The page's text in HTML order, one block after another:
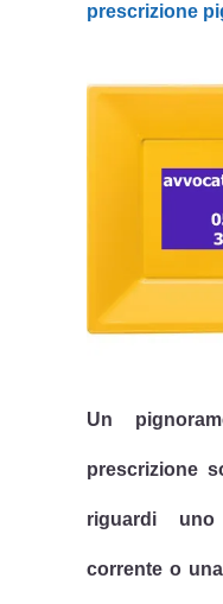
prescrizione
Un
prescrizione
riguardi
corrente o